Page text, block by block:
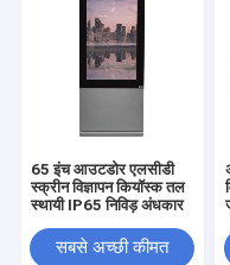
65 इंच आउटडोर एलसीडी
स्क्रीन विज्ञापन कियॉस्क तल
स्थायी IP65 निविड़ अंधकार
सबसे अच्छी कीमत